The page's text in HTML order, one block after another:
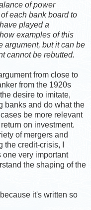
of power
each bank board to
played a
examples of this
argument, but it can be
cannot be rebutted.
from close to
from the 1920s
desire to imitate,
banks and do what the
be more relevant
on investment.
of mergers and
credit-crisis, I
very important
the shaping of the
it's written so